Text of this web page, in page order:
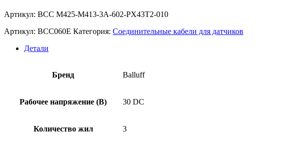
Артикул: BCC M425-M413-3A-602-PX43T2-010
Артикул: BCC060E Категория: Соединительные кабели для датчиков
Детали
Бренд Balluff
Рабочее напряжение (В) 30 DC
Количество жил 3